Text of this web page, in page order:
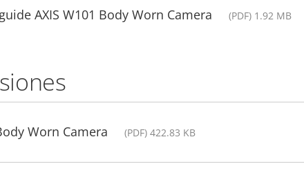
AXIS W101 Body Worn Camera (PDF) 1.92 MB
Worn Camera (PDF) 422.83 KB